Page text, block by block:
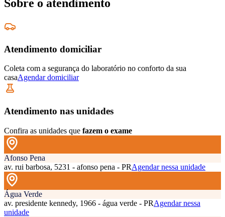
Sobre o atendimento
Atendimento domiciliar
Coleta com a segurança do laboratório no conforto da sua
casaAgendar domiciliar
Atendimento nas unidades
Confira as unidades que fazem o exame
Afonso Pena
av. rui barbosa, 5231 - afonso pena - PRAgendar nessa unidade
Água Verde
av. presidente kennedy, 1966 - água verde - PRAgendar nessa
unidade